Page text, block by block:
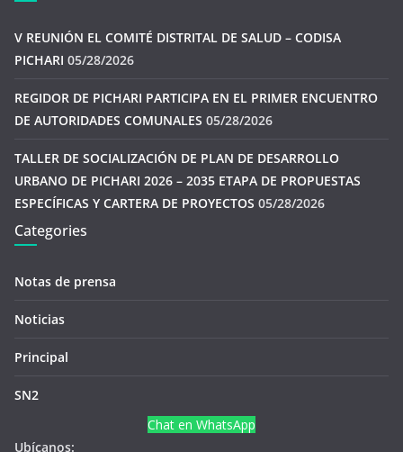
V REUNIÓN EL COMITÉ DISTRITAL DE SALUD – CODISA
PICHARI 05/28/2026
REGIDOR DE PICHARI PARTICIPA EN EL PRIMER ENCUENTRO
DE AUTORIDADES COMUNALES 05/28/2026
TALLER DE SOCIALIZACIÓN DE PLAN DE DESARROLLO
URBANO DE PICHARI 2026 – 2035 ETAPA DE PROPUESTAS
ESPECÍFICAS Y CARTERA DE PROYECTOS 05/28/2026
Categories
Notas de prensa
Noticias
Principal
SN2
Chat en WhatsApp
Ubícanos: